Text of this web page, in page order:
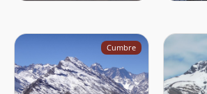
Cumbre